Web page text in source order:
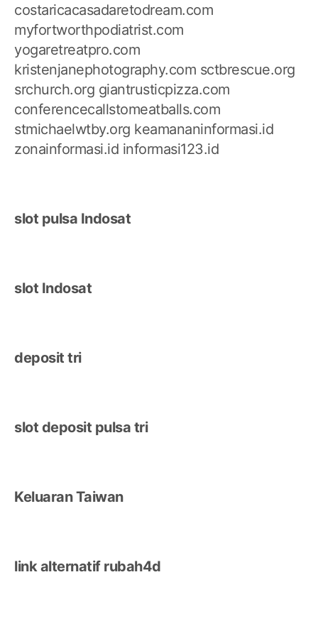
costaricacasadaretodream.com
myfortworthpodiatrist.com
yogaretreatpro.com
kristenjanephotography.com sctbrescue.org
srchurch.org giantrusticpizza.com
conferencecallstomeatballs.com
stmichaelwtby.org keamananinformasi.id
zonainformasi.id informasi123.id
slot pulsa Indosat
slot Indosat
deposit tri
slot deposit pulsa tri
Keluaran Taiwan
link alternatif rubah4d